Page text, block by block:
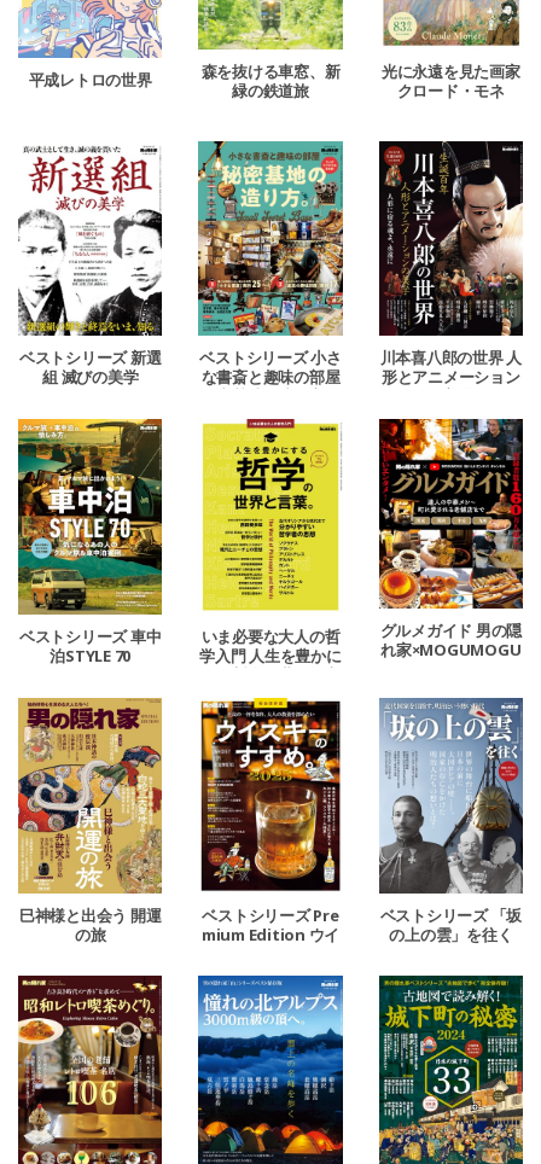
平成レトロの世界
森を抜ける車窓、新
緑の鉄道旅
光に永遠を見た画家
クロード・モネ
ベストシリーズ 新選
組 滅びの美学
ベストシリーズ 小さ
な書斎と趣味の部屋
川本喜八郎の世界 人
形とアニメーション
ベストシリーズ 車中
泊STYLE 70
いま必要な大人の哲
学入門 人生を豊かに
する哲学の世界と言
葉。
グルメガイド 男の隠
れ家×MOGUMOGU
巳神様と出会う 開運
の旅
ベストシリーズ Pre
mium Edition ウイ
25
ベストシリーズ 「坂
の上の雲」を往く